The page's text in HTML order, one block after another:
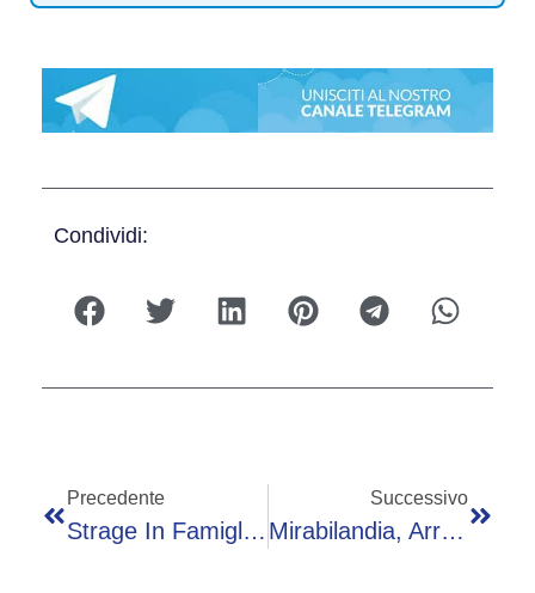
Condividi:
Precedente
Strage In Famiglia, Inizia Il Processo. Pm: “Responsabilità Del Marito E Della Coppia”
Successivo
Mirabilandia, Arriva ‘pizzotto’, Il Food Truck Che Unisce Gusto E Impegno Sociale